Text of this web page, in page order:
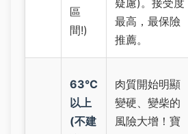
區
間!)
疑慮)。接受度
最高，最保險
推薦。
63°C
以上
(不建
肉質開始明顯
變硬、變柴的
風險大增！寶